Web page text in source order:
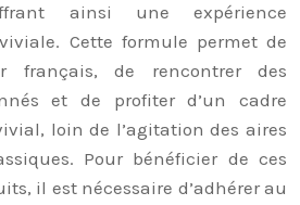
ainsi une expérience
Cette formule permet de
français, de rencontrer des
et de profiter d’un cadre
loin de l’agitation des aires
Pour bénéficier de ces
il est nécessaire d’adhérer au